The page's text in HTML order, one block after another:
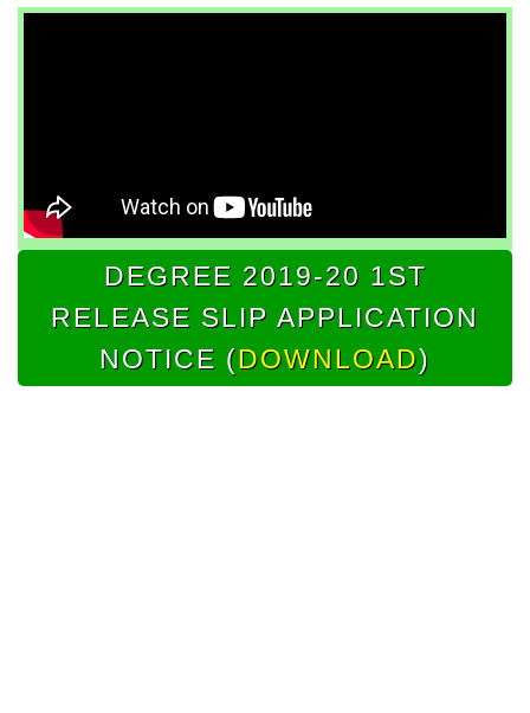
DEGREE 2019-20 1ST
RELEASE SLIP APPLICATION
NOTICE (DOWNLOAD)